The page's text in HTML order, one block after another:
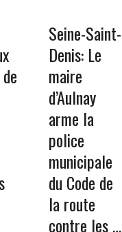
Seine-Saint-
Denis: Le
maire
d’Aulnay
arme la
police
municipale
du Code de
la route
contre les …